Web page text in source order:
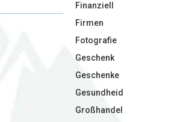
R
Finanziell
Firmen
Fotografie
Geschenk
Geschenke
Gesundheid
Großhandel